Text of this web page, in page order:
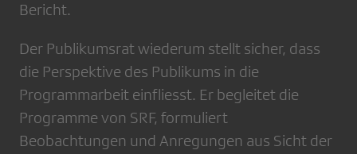
Bericht.
Der Publikumsrat wiederum stellt sicher, dass
die Perspektive des Publikums in die
Programmarbeit einfliesst. Er begleitet die
Programme von SRF, formuliert
Beobachtungen und Anregungen aus Sicht der